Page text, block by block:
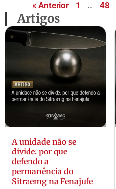
« Anterior 1 … 48
Artigos
A unidade não se
divide: por que
defendo a
permanência do
Sitraemg na Fenajufe